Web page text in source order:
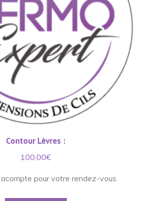
Contour Lèvres :
100,00€
pour votre rendez-vous